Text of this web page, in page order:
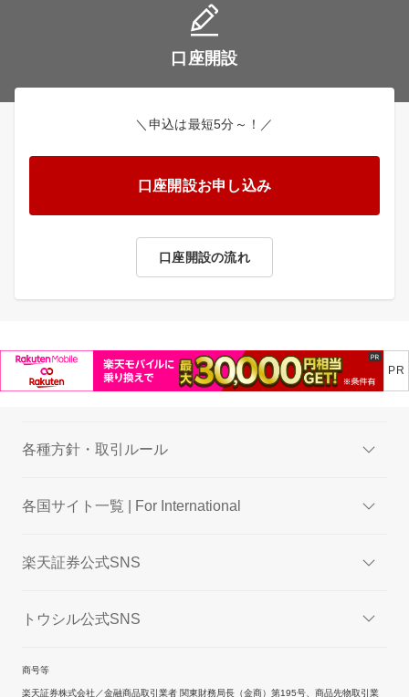
口座開設
＼申込は最短5分～！／
口座開設お申し込み
口座開設の流れ
各種方針・取引ルール
各国サイト一覧 | For International
楽天証券公式SNS
トウシル公式SNS
商号等
楽天証券株式会社／金融商品取引業者 関東財務局長（金商）第195号、商品先物取引業